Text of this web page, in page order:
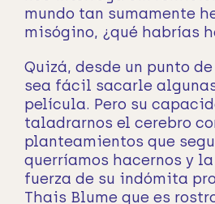
mundo tan sumamente
misógino, ¿qué habrías
Quizá, desde un punto
sea fácil sacarle
película. Pero su
taladrarnos el cerebro
planteamientos que
querríamos hacernos y
fuerza de su indómita
Thais Blume que es